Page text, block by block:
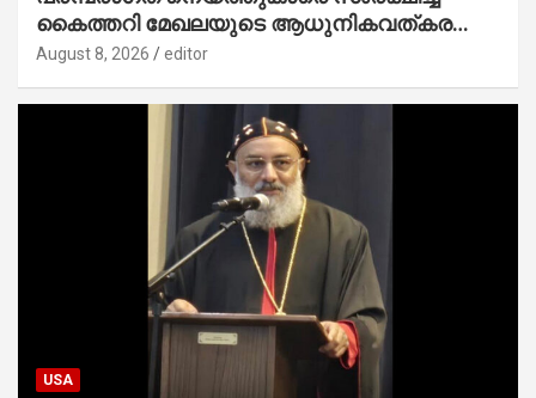
കൈത്തറി മേഖലയുടെ ആധുനികവത്കരണം
സാധ്യമാക്കും : ഡെപ്യൂട്ടി സ്പീക്കർ
August 8, 2026 editor
USA